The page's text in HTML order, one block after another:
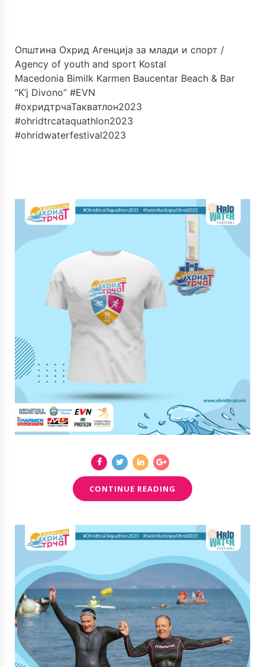
Општина Охрид Агенција за млади и спорт /
Agency of youth and sport Kostal
Macedonia Bimilk Karmen Baucentar Beach & Bar
“K’j Divono” #EVN
#охридтрчаТакватлон2023
#ohridtrcataquathlon2023
#ohridwaterfestival2023
CONTINUE READING